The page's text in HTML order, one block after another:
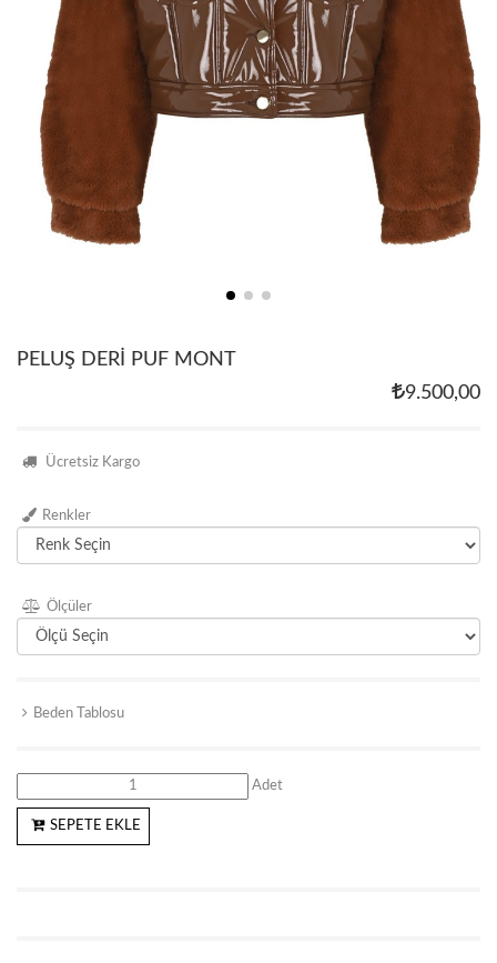
PELUŞ DERİ PUF MONT
9.500,00
Ücretsiz Kargo
Renkler
Ölçüler
Beden Tablosu
Adet
SEPETE EKLE